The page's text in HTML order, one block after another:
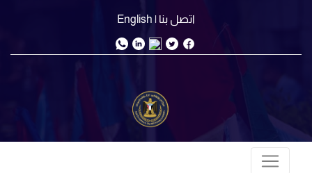
اتصل بنا | English